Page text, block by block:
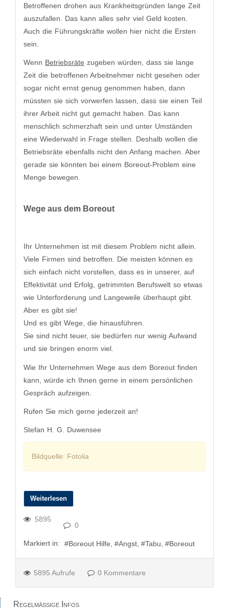
Regelmäßige Infos
Betroffenen drohen aus Krankheitsgründen lange Zeit
auszufallen. Das kann alles sehr viel Geld kosten.
Auch die Führungskräfte wollen hier nicht die Ersten
sein.
Wenn Betriebsräte zugeben würden, dass sie lange
Zeit die betroffenen Arbeitnehmer nicht gesehen oder
sogar nicht ernst genug genommen haben, dann
müssten sie sich vorwerfen lassen, dass sie einen Teil
ihrer Arbeit nicht gut gemacht haben. Das kann
menschlich schmerzhaft sein und unter Umständen
eine Wiederwahl in Frage stellen. Deshalb wollen die
Betriebsräte ebenfalls nicht den Anfang machen. Aber
gerade sie könnten bei einem Boreout-Problem eine
Menge bewegen.
Wege aus dem Boreout
Ihr Unternehmen ist mit diesem Problem nicht allein.
Viele Firmen sind betroffen. Die meisten können es
sich einfach nicht vorstellen, dass es in unserer, auf
Effektivität und Erfolg, getrimmten Berufswelt so etwas
wie Unterforderung und Langeweile überhaupt gibt.
Aber es gibt sie!
Und es gibt Wege, die hinausführen.
Sie sind nicht teuer, sie bedürfen nur wenig Aufwand
und sie bringen enorm viel.
Wie Ihr Unternehmen Wege aus dem Boreout finden
kann, würde ich Ihnen gerne in einem persönlichen
Gespräch aufzeigen.
Rufen Sie mich gerne jederzeit an!
Stefan H. G. Duwensee
​Bildquelle: Fotolia
Weiterlesen
5895
0
Markiert in: Boreout Hilfe Angst Tabu Boreout
5895 Aufrufe 0 Kommentare